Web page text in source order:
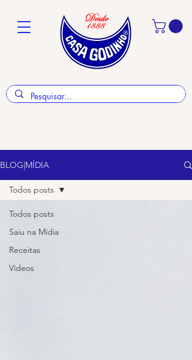
BLOG|MÍDIA
Todos posts
Saiu na Mídia
Receitas
Vídeos
Todos posts